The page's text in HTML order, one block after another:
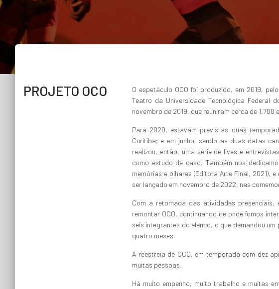
PROJETO OCO
O espetáculo OCO foi produzido, em 2019,
Teatro da Universidade Tecnológica Federal
novembro de 2019, que reuniram cerca de
Para 2020, estavam previstas duas
Curitiba; e em junho, sendo as duas datas
realizou, então, uma série de lives e
como estudo de caso. Também nos
memórias e olhares (Editora Arte Final, 2021),
ser lançado em novembro de 2022, nas
Com a retomada das atividades presenciais,
remontar OCO, continuando de onde fomos
seis integrantes do elenco, o que demandou
quatro meses.
A reestreia de OCO, em temporada com dez
muitas pessoas.
Há muito empenho, muito trabalho e muitas